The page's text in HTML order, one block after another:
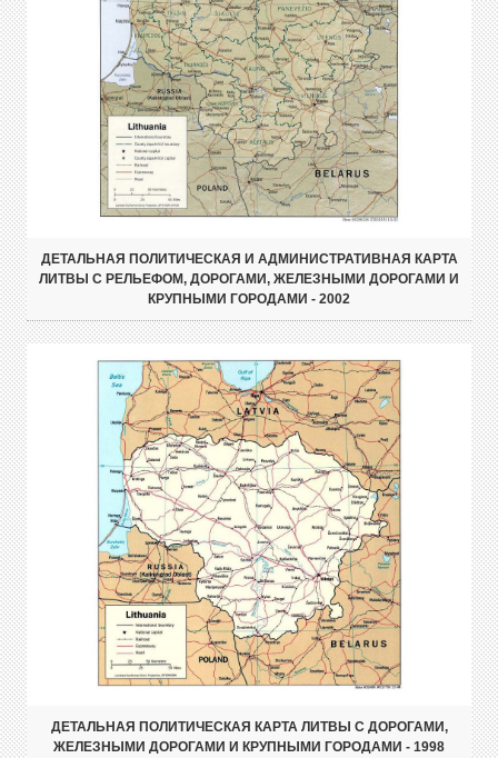
ДЕТАЛЬНАЯ ПОЛИТИЧЕСКАЯ И АДМИНИСТРАТИВНАЯ КАРТА
ЛИТВЫ С РЕЛЬЕФОМ, ДОРОГАМИ, ЖЕЛЕЗНЫМИ ДОРОГАМИ И
КРУПНЫМИ ГОРОДАМИ - 2002
ДЕТАЛЬНАЯ ПОЛИТИЧЕСКАЯ КАРТА ЛИТВЫ С ДОРОГАМИ,
ЖЕЛЕЗНЫМИ ДОРОГАМИ И КРУПНЫМИ ГОРОДАМИ - 1998